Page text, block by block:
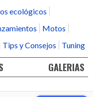
ecológicos
Motos
Tips y Consejos Tuning
GALERIAS